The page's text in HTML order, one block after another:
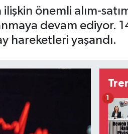
önemli alım-
devam ediyor.
hareketleri yaşandı.
1